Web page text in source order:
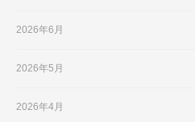
2026年6月
2026年5月
2026年4月